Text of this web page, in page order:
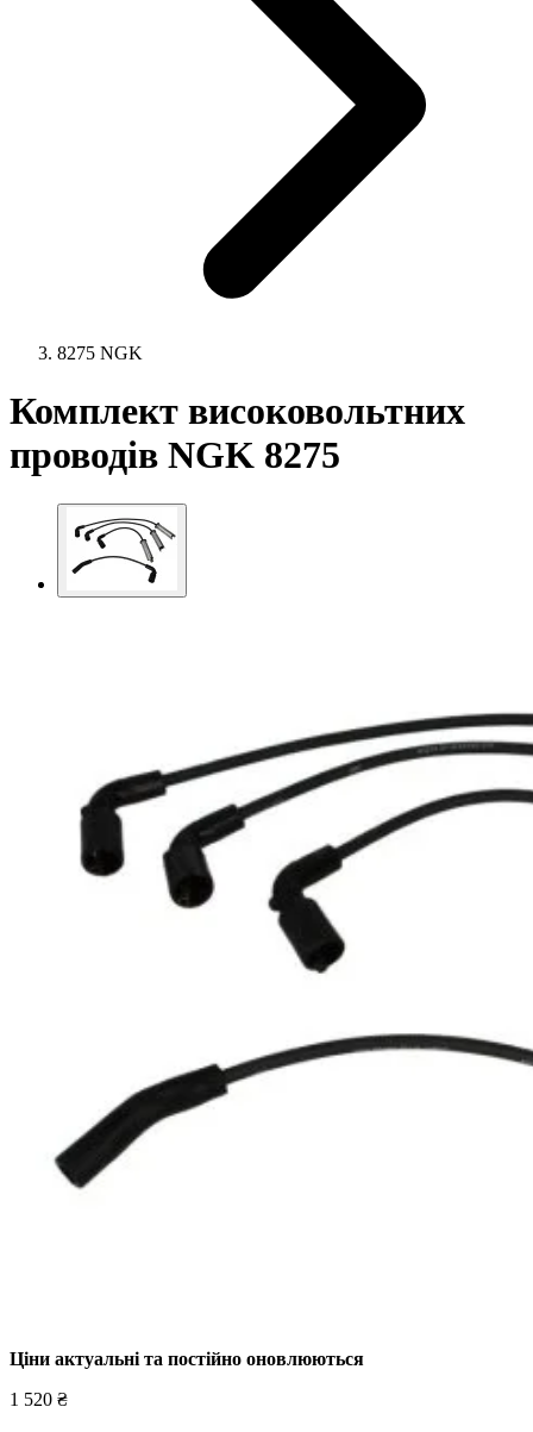
8275 NGK
Комплект високовольтних
проводів NGK 8275
Ціни актуальні та постійно оновлюються
1 520 ₴